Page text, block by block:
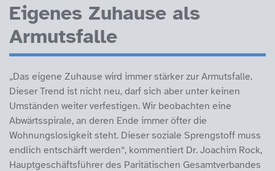
Eigenes Zuhause als
Armutsfalle
„Das eigene Zuhause wird immer stärker zur Armutsfalle.
Dieser Trend ist nicht neu, darf sich aber unter keinen
Umständen weiter verfestigen. Wir beobachten eine
Abwärtsspirale, an deren Ende immer öfter die
Wohnungslosigkeit steht. Dieser soziale Sprengstoff muss
endlich entschärft werden“, kommentiert Dr. Joachim Rock,
Hauptgeschäftsführer des Paritätischen Gesamtverbandes